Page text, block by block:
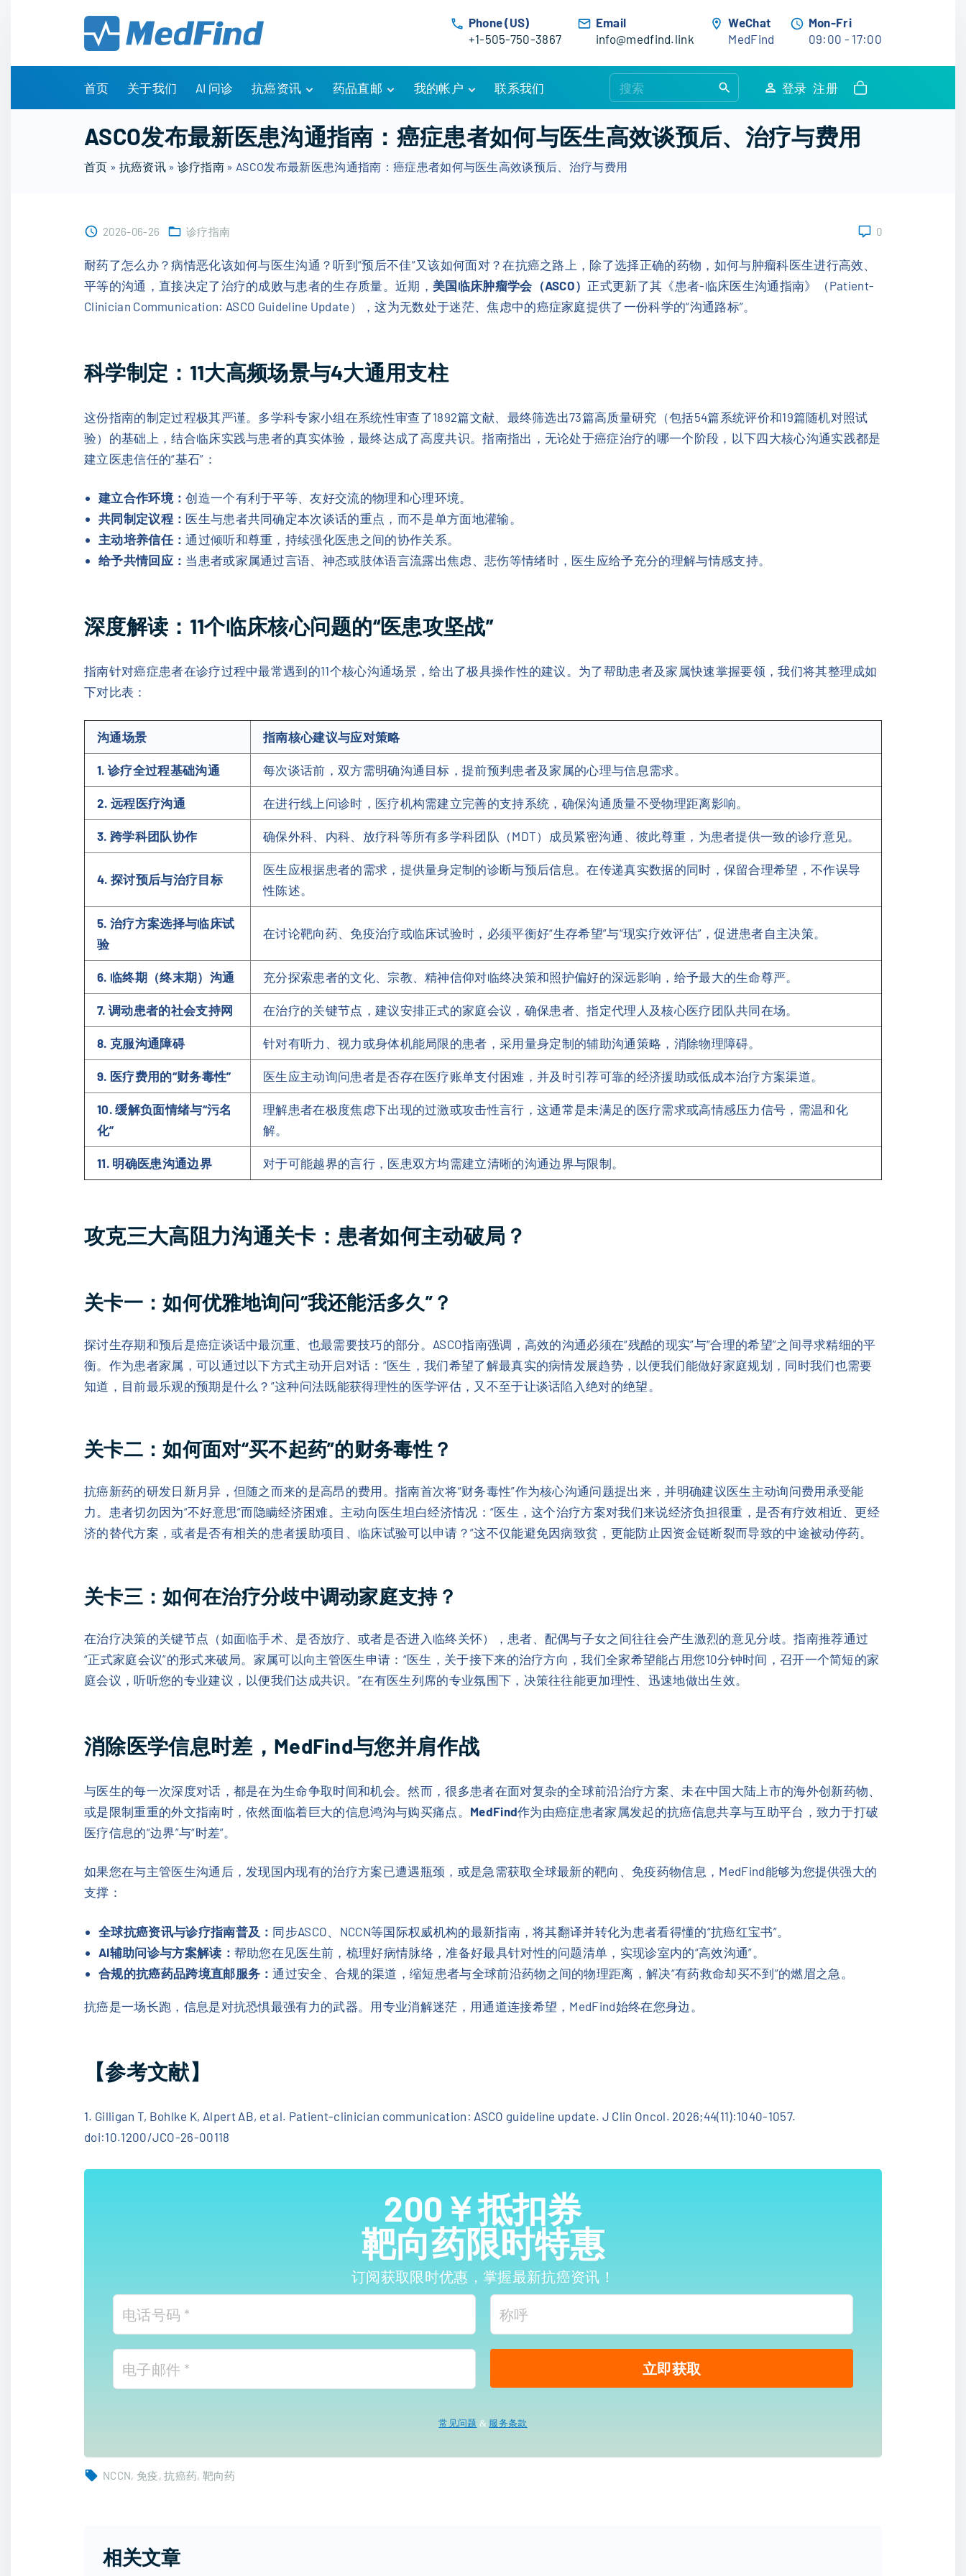
Phone (US)
+1-505-750-3867
Email
info@medfind.link
WeChat
MedFind
Mon-Fri
09:00 - 17:00
首页 关于我们 AI 问诊 抗癌资讯
有问有答
诊疗指南
药物信息
药品直邮
购物车
订单追踪
优惠活动
我的帐户
账户详情
我的订单
联系我们
e
:
登录 注册
ASCO发布最新医患沟通指南：癌症患者如何与医生高效谈预后、治疗与费用
首页 » 抗癌资讯» 诊疗指南 » ASCO发布最新医患沟通指南：癌症患者如何与医生高效谈预后、治疗与费用
2026-06-26 诊疗指南 0
耐药了怎么办？病情恶化该如何与医生沟通？听到“预后不佳”又该如何面对？在抗癌之路上，除了选择正确的药物，如何与肿瘤科医生进行高效、
平等的沟通，直接决定了治疗的成败与患者的生存质量。近期， 美国临床肿瘤学会（ASCO） 正式更新了其《患者-临床医生沟通指南》（Patient-
Clinician Communication: ASCO Guideline Update），这为无数处于迷茫、焦虑中的癌症家庭提供了一份科学的“沟通路标”。
科学制定：11大高频场景与4大通用支柱
这份指南的制定过程极其严谨。多学科专家小组在系统性审查了1892篇文献、最终筛选出73篇高质量研究（包括54篇系统评价和19篇随机对照试
验）的基础上，结合临床实践与患者的真实体验，最终达成了高度共识。指南指出，无论处于癌症治疗的哪一个阶段，以下四大核心沟通实践都是
建立医患信任的“基石”：
建立合作环境：创造一个有利于平等、友好交流的物理和心理环境。
共同制定议程： 医生与患者共同确定本次谈话的重点，而不是单方面地灌输。
主动培养信任：通过倾听和尊重，持续强化医患之间的协作关系。
给予共情回应： 当患者或家属通过言语、神态或肢体语言流露出焦虑、悲伤等情绪时，医生应给予充分的理解与情感支持。
深度解读：11个临床核心问题的“医患攻坚战”
指南针对癌症患者在诊疗过程中最常遇到的11个核心沟通场景，给出了极具操作性的建议。为了帮助患者及家属快速掌握要领，我们将其整理成如
下对比表：
沟通场景 指南核心建议与应对策略
1. 诊疗全过程基础沟通 每次谈话前，双方需明确沟通目标，提前预判患者及家属的心理与信息需求。
2. 远程医疗沟通 在进行线上问诊时，医疗机构需建立完善的支持系统，确保沟通质量不受物理距离影响。
3. 跨学科团队协作 确保外科、内科、放疗科等所有多学科团队（MDT）成员紧密沟通、彼此尊重，为患者提供一致的诊疗意见。
4. 探讨预后与治疗目标
医生应根据患者的需求，提供量身定制的诊断与预后信息。在传递真实数据的同时，保留合理希望，不作误导
性陈述。
5. 治疗方案选择与临床试
验
在讨论靶向药、免疫治疗或临床试验时，必须平衡好“生存希望”与“现实疗效评估”，促进患者自主决策。
6. 临终期（终末期）沟通 充分探索患者的文化、宗教、精神信仰对临终决策和照护偏好的深远影响，给予最大的生命尊严。
7. 调动患者的社会支持网 在治疗的关键节点，建议安排正式的家庭会议，确保患者、指定代理人及核心医疗团队共同在场。
8. 克服沟通障碍 针对有听力、视力或身体机能局限的患者，采用量身定制的辅助沟通策略，消除物理障碍。
9. 医疗费用的“财务毒性” 医生应主动询问患者是否存在医疗账单支付困难，并及时引荐可靠的经济援助或低成本治疗方案渠道。
10. 缓解负面情绪与“污名
化”
理解患者在极度焦虑下出现的过激或攻击性言行，这通常是未满足的医疗需求或高情感压力信号，需温和化
解。
11. 明确医患沟通边界 对于可能越界的言行，医患双方均需建立清晰的沟通边界与限制。
攻克三大高阻力沟通关卡：患者如何主动破局？
关卡一：如何优雅地询问“我还能活多久”？
探讨生存期和预后是癌症谈话中最沉重、也最需要技巧的部分。ASCO指南强调，高效的沟通必须在“残酷的现实”与“合理的希望”之间寻求精细的平
衡。作为患者家属，可以通过以下方式主动开启对话：“医生，我们希望了解最真实的病情发展趋势，以便我们能做好家庭规划，同时我们也需要
知道，目前最乐观的预期是什么？”这种问法既能获得理性的医学评估，又不至于让谈话陷入绝对的绝望。
关卡二：如何面对“买不起药”的财务毒性？
抗癌新药的研发日新月异，但随之而来的是高昂的费用。指南首次将“财务毒性”作为核心沟通问题提出来，并明确建议医生主动询问费用承受能
力。患者切勿因为“不好意思”而隐瞒经济困难。主动向医生坦白经济情况：“医生，这个治疗方案对我们来说经济负担很重，是否有疗效相近、更经
济的替代方案，或者是否有相关的患者援助项目、临床试验可以申请？”这不仅能避免因病致贫，更能防止因资金链断裂而导致的中途被动停药。
关卡三：如何在治疗分歧中调动家庭支持？
在治疗决策的关键节点（如面临手术、是否放疗、或者是否进入临终关怀），患者、配偶与子女之间往往会产生激烈的意见分歧。指南推荐通过
“正式家庭会议”的形式来破局。家属可以向主管医生申请：“医生，关于接下来的治疗方向，我们全家希望能占用您10分钟时间，召开一个简短的家
庭会议，听听您的专业建议，以便我们达成共识。”在有医生列席的专业氛围下，决策往往能更加理性、迅速地做出生效。
消除医学信息时差，MedFind与您并肩作战
与医生的每一次深度对话，都是在为生命争取时间和机会。然而，很多患者在面对复杂的全球前沿治疗方案、未在中国大陆上市的海外创新药物、
或是限制重重的外文指南时，依然面临着巨大的信息鸿沟与购买痛点。 MedFind作为由癌症患者家属发起的抗癌信息共享与互助平台，致力于打破
医疗信息的“边界”与“时差”。
如果您在与主管医生沟通后，发现国内现有的治疗方案已遭遇瓶颈，或是急需获取全球最新的靶向、免疫药物信息，MedFind能够为您提供强大的
支撑：
全球抗癌资讯与诊疗指南普及： 同步ASCO、NCCN等国际权威机构的最新指南，将其翻译并转化为患者看得懂的“抗癌红宝书”。
AI辅助问诊与方案解读： 帮助您在见医生前，梳理好病情脉络，准备好最具针对性的问题清单，实现诊室内的“高效沟通”。
合规的抗癌药品跨境直邮服务：通过安全、合规的渠道，缩短患者与全球前沿药物之间的物理距离，解决“有药救命却买不到”的燃眉之急。
抗癌是一场长跑，信息是对抗恐惧最强有力的武器。用专业消解迷茫，用通道连接希望，MedFind始终在您身边。
【参考文献】
1. Gilligan T, Bohlke K, Alpert AB, et al. Patient-clinician communication: ASCO guideline update. J Clin Oncol. 2026;44(11):1040-1057.
doi:10.1200/JCO-26-00118
200￥抵扣券
靶向药限时特惠
订阅获取限时优惠，掌握最新抗癌资讯！
常见问题 & 服务条款
NCCN 免疫 抗癌药 靶向药
相关文章